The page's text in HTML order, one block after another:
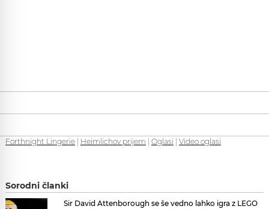
Forthnight Lingerie Heimlichov prijem Oglasi Video oglasi
Sorodni članki
Sir David Attenborough se še vedno lahko igra z LEGO